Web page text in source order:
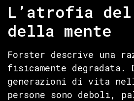
L’atrofia
della mente
Forster descrive una
fisicamente degradata.
generazioni di vita
persone sono deboli,